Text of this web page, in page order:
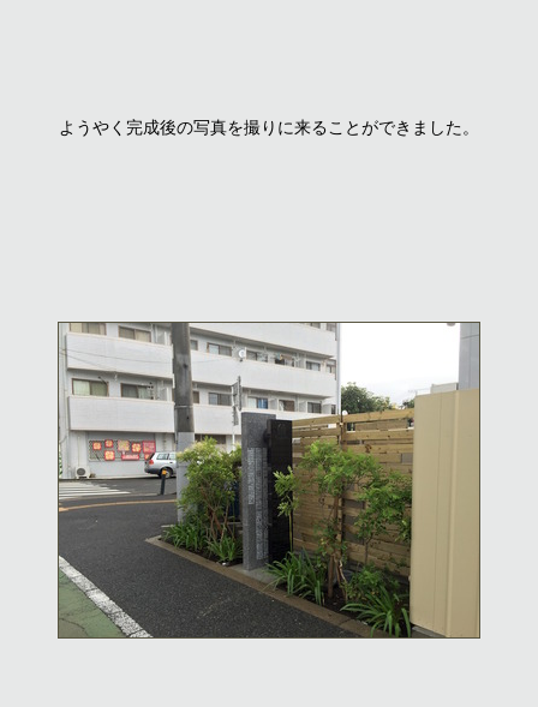
ようやく完成後の写真を撮りに来ることができました。